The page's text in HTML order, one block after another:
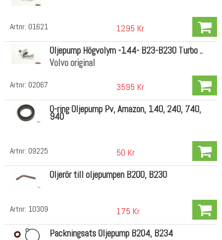
Artnr: 01621 1295 Kr
Artnr: 02067
Oljepump Högvolym -144- B23-B230 Turbo ..
Volvo original
3595 Kr
Artnr: 09225
O-ring Oljepump Pv, Amazon, 140, 240, 740,
940
50 Kr
Artnr: 10309
Oljerör till oljepumpen B200, B230
175 Kr
Packningsats Oljepump B204, B234